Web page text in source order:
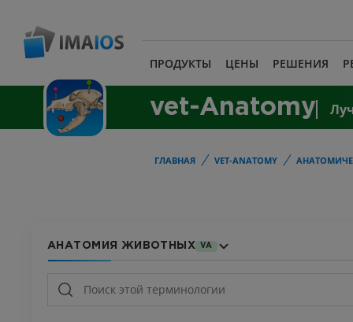
ПРОДУКТЫ ЦЕНЫ РЕШЕНИЯ
vet-Anatomy
ГЛАВНАЯ VET-ANATOMY
АНАТОМИЯ ЖИВОТНЫХ VA